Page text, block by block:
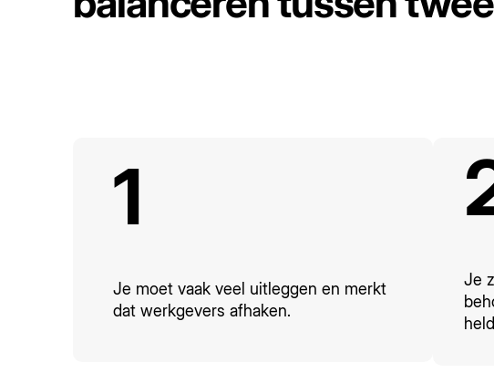
1
Je moet vaak veel uitleggen en merkt
dat werkgevers afhaken.
Je